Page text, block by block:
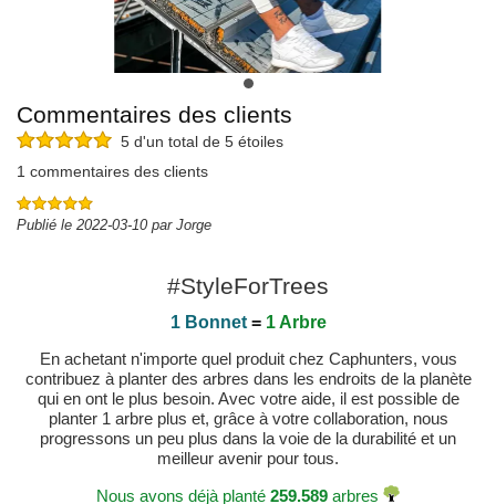
Commentaires des clients
5 d'un total de 5 étoiles
1 commentaires des clients
Publié le 2022-03-10 par Jorge
#StyleForTrees
1 Bonnet= 1 Arbre
En achetant n'importe quel produit chez Caphunters, vous
contribuez à planter des arbres dans les endroits de la planète
qui en ont le plus besoin. Avec votre aide, il est possible de
planter 1 arbre plus et, grâce à votre collaboration, nous
progressons un peu plus dans la voie de la durabilité et un
meilleur avenir pour tous.
Nous avons déjà planté 259.589 arbres